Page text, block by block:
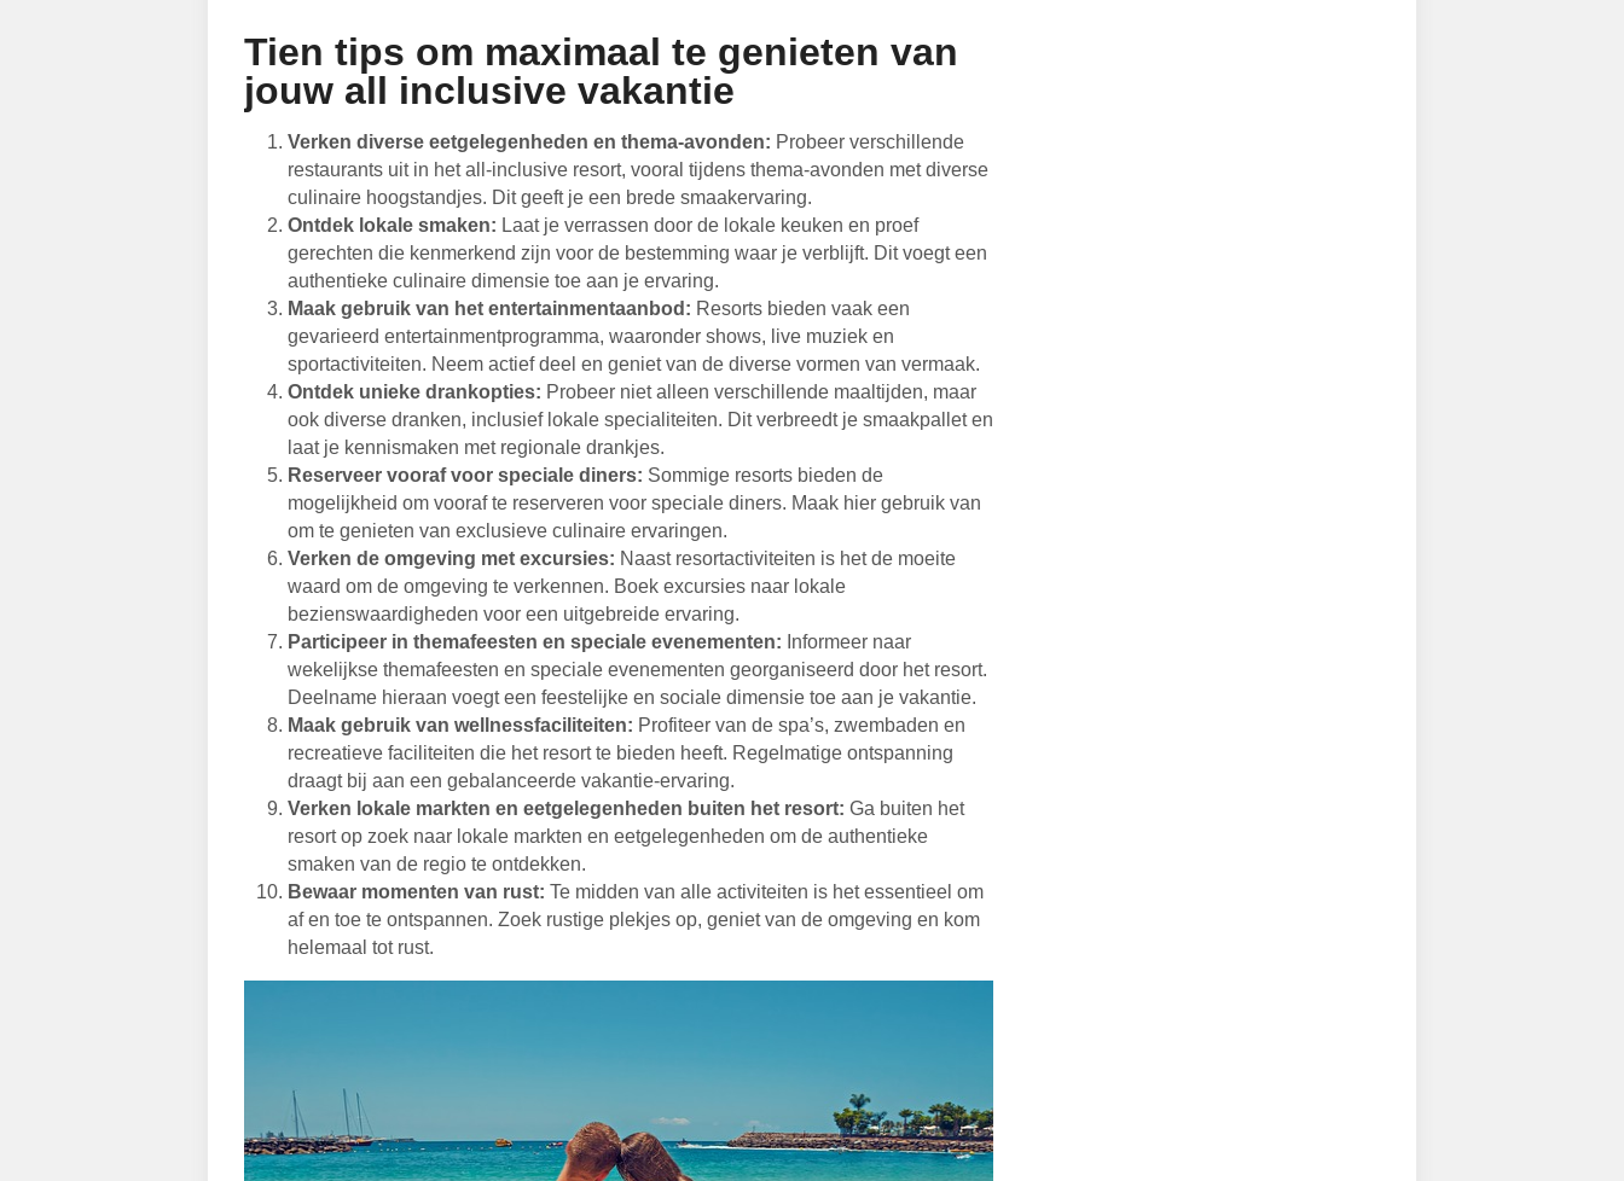
Tien tips om maximaal te genieten van
jouw all inclusive vakantie
Verken diverse eetgelegenheden en thema-avonden: Probeer verschillende
restaurants uit in het all-inclusive resort, vooral tijdens thema-avonden met diverse
culinaire hoogstandjes. Dit geeft je een brede smaakervaring.
Ontdek lokale smaken: Laat je verrassen door de lokale keuken en proef
gerechten die kenmerkend zijn voor de bestemming waar je verblijft. Dit voegt een
authentieke culinaire dimensie toe aan je ervaring.
Maak gebruik van het entertainmentaanbod: Resorts bieden vaak een
gevarieerd entertainmentprogramma, waaronder shows, live muziek en
sportactiviteiten. Neem actief deel en geniet van de diverse vormen van vermaak.
Ontdek unieke drankopties: Probeer niet alleen verschillende maaltijden, maar
ook diverse dranken, inclusief lokale specialiteiten. Dit verbreedt je smaakpallet en
laat je kennismaken met regionale drankjes.
Reserveer vooraf voor speciale diners: Sommige resorts bieden de
mogelijkheid om vooraf te reserveren voor speciale diners. Maak hier gebruik van
om te genieten van exclusieve culinaire ervaringen.
Verken de omgeving met excursies: Naast resortactiviteiten is het de moeite
waard om de omgeving te verkennen. Boek excursies naar lokale
bezienswaardigheden voor een uitgebreide ervaring.
Participeer in themafeesten en speciale evenementen: Informeer naar
wekelijkse themafeesten en speciale evenementen georganiseerd door het resort.
Deelname hieraan voegt een feestelijke en sociale dimensie toe aan je vakantie.
Maak gebruik van wellnessfaciliteiten: Profiteer van de spa’s, zwembaden en
recreatieve faciliteiten die het resort te bieden heeft. Regelmatige ontspanning
draagt bij aan een gebalanceerde vakantie-ervaring.
Verken lokale markten en eetgelegenheden buiten het resort: Ga buiten het
resort op zoek naar lokale markten en eetgelegenheden om de authentieke
smaken van de regio te ontdekken.
Bewaar momenten van rust: Te midden van alle activiteiten is het essentieel om
af en toe te ontspannen. Zoek rustige plekjes op, geniet van de omgeving en kom
helemaal tot rust.